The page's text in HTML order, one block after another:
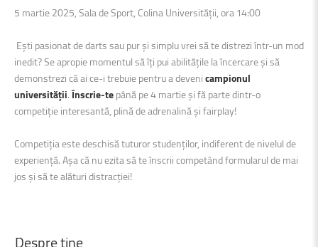
5 martie 2025, Sala de Sport, Colina Universității, ora 14:00
Ești pasionat de darts sau pur și simplu vrei să te distrezi într-un mod
inedit? Se apropie momentul să îți pui abilitățile la încercare și să
demonstrezi că ai ce-i trebuie pentru a devenicampionul
universității.Înscrie-tepână pe 4 martie și fă parte dintr-o
competiție interesantă, plină de adrenalină și fairplay!
Competiția este deschisă tuturor studenților, indiferent de nivelul de
experiență. Așa că nu ezita să te înscrii competând formularul de mai
jos și să te alături distracției!
Despretine